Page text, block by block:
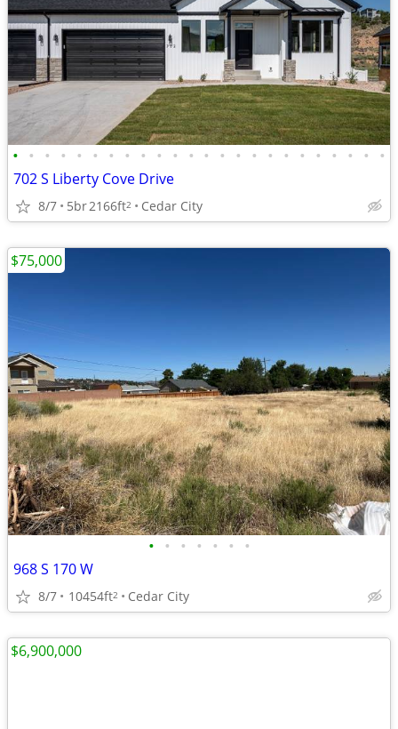
• • • • • • • • • • • • • • • • • • • • • • • •
702 S Liberty Cove Drive
8/7 5br2166ft2 Cedar City
• • • • • • •
968 S 170 W
8/7 10454ft2 Cedar City
$75,000
$6,900,000